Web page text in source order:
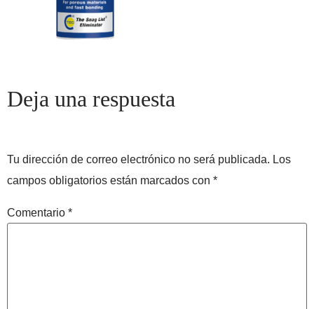
Deja una respuesta
Tu dirección de correo electrónico no será publicada. Los
campos obligatorios están marcados con *
Comentario *